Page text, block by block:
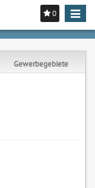
0
Toggle
Gewerbegebiete